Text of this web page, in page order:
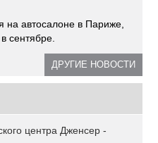
на автосалоне в Париже,
сентябре.
ДРУГИЕ НОВОСТИ
центра Дженсер -